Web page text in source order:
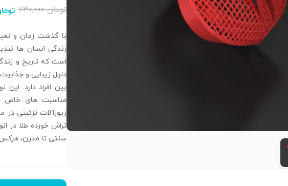
۷۳۰,۰۰۰تومان
با گذشت زمان و
زندگی انسان‌ ها
است که تاریخ و
دلیل زیبایی و
بین افراد دارد. این
مناسبت‌ های خاص
زیورآلات تزئینی
تراش خورده طلا در
سنتی تا مدرن، هرکس